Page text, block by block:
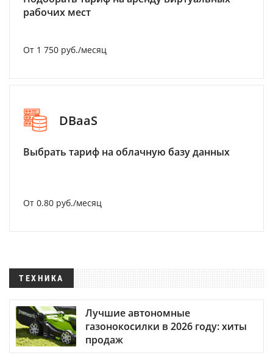
рабочих мест
От 1 750 руб./месяц
DBaaS
Выбрать тариф на облачную базу данных
От 0.80 руб./месяц
ТЕХНИКА
Лучшие автономные
газонокосилки в 2026 году: хиты
продаж